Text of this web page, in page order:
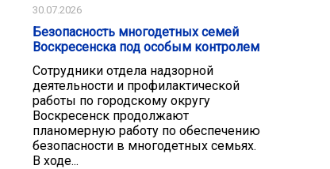
30.07.2026
Безопасность многодетных семей
Воскресенска под особым контролем
Сотрудники отдела надзорной
деятельности и профилактической
работы по городскому округу
Воскресенск продолжают
планомерную работу по обеспечению
безопасности в многодетных семьях.
В ходе...